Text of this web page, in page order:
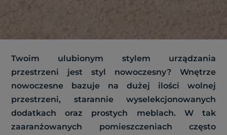
Twoim ulubionym stylem urządzania
przestrzeni jest styl nowoczesny? Wnętrze
nowoczesne bazuje na dużej ilości wolnej
przestrzeni, starannie wyselekcjonowanych
dodatkach oraz prostych meblach. W tak
zaaranżowanych pomieszczeniach często